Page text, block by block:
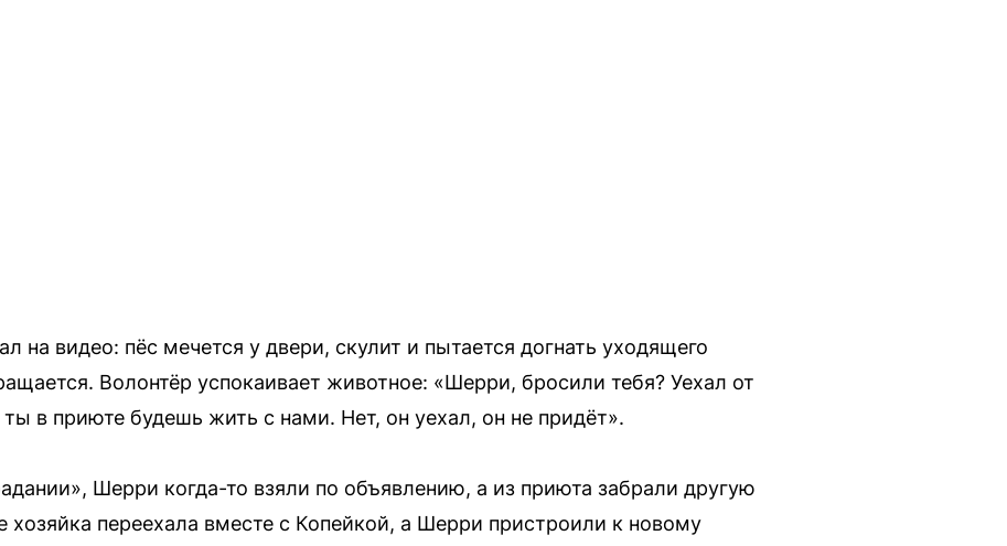
на видео: пёс мечется у двери, скулит и пытается догнать уходящего
Волонтёр успокаивает животное: «Шерри, бросили тебя? Уехал от
ты в приюте будешь жить с нами. Нет, он уехал, он не придёт».
Шерри когда-то взяли по объявлению, а из приюта забрали другую
переехала вместе с Копейкой, а Шерри пристроили к новому